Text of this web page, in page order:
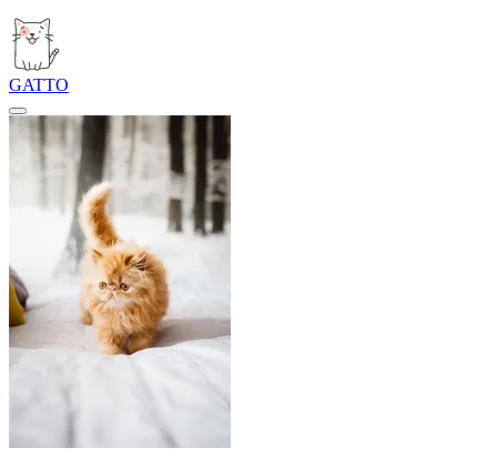
GATTO